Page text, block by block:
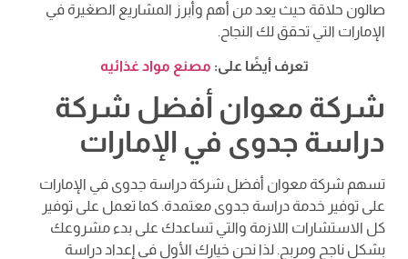
صالون حلاقة حيث يعد من أهم وأبرز المشاريع الصغيرة في
الإمارات التي تحقق لك النجاح.
تعرف أيضًا على: مصنع مواد غذائيه
شركة معوان أفضل شركة
دراسة جدوى في الإمارات
تسهم شركة معوان أفضل شركة دراسة جدوى في الإمارات
على توفير خدمة دراسة جدوى معتمدة. كما تعمل على توفير
كل الاستشارات اللازمة والتي تساعدك على بدء مشروعك
بشكل ناجح ومربح. لذا نحن خيارك الأول في إعداد دراسة